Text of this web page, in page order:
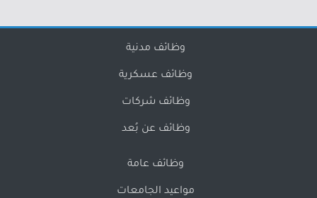
وظائف مدنية
وظائف عسكرية
وظائف شركات
وظائف عن بُعد
وظائف عامة
مواعيد الجامعات